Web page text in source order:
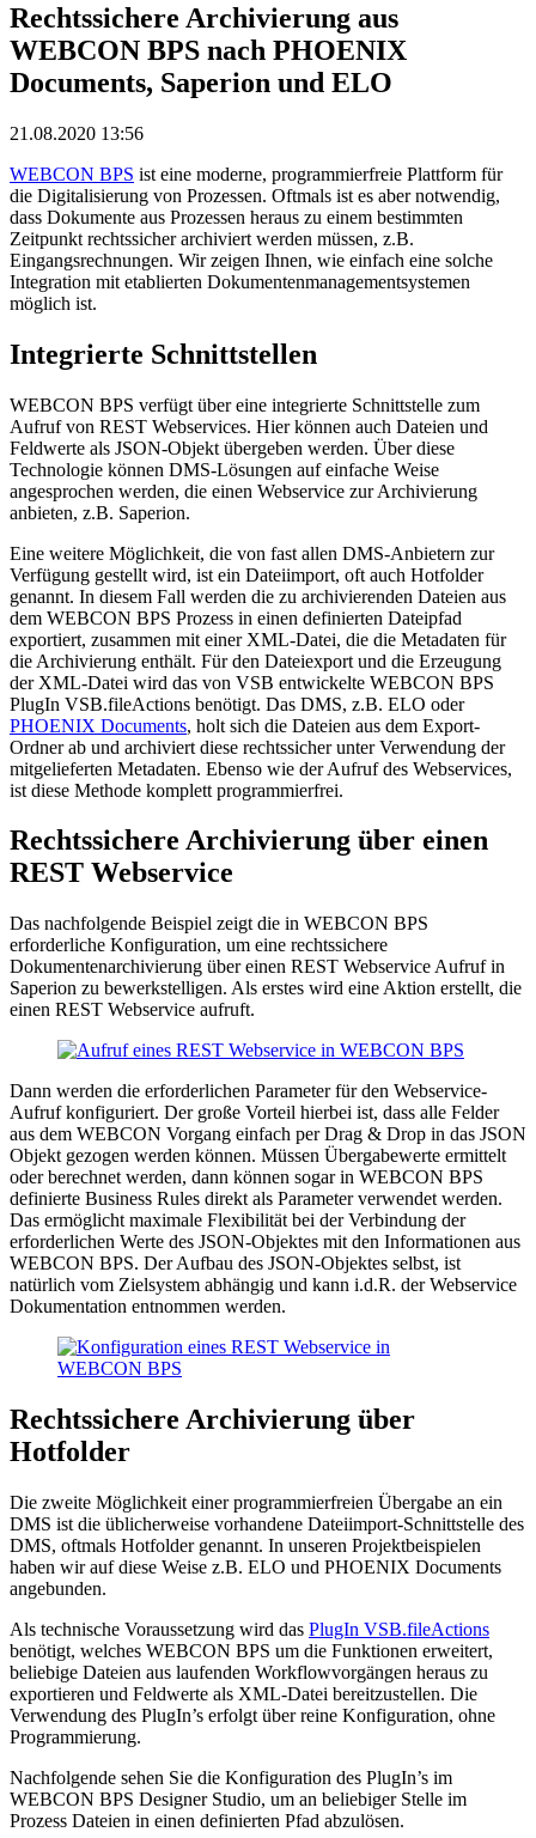
Rechtssichere Archivierung aus
WEBCON BPS nach PHOENIX
Documents, Saperion und ELO
21.08.2020 13:56
WEBCON BPS ist eine moderne, programmierfreie Plattform für
die Digitalisierung von Prozessen. Oftmals ist es aber notwendig,
dass Dokumente aus Prozessen heraus zu einem bestimmten
Zeitpunkt rechtssicher archiviert werden müssen, z.B.
Eingangsrechnungen. Wir zeigen Ihnen, wie einfach eine solche
Integration mit etablierten Dokumentenmanagementsystemen
möglich ist.
Integrierte Schnittstellen
WEBCON BPS verfügt über eine integrierte Schnittstelle zum
Aufruf von REST Webservices. Hier können auch Dateien und
Feldwerte als JSON-Objekt übergeben werden. Über diese
Technologie können DMS-Lösungen auf einfache Weise
angesprochen werden, die einen Webservice zur Archivierung
anbieten, z.B. Saperion.
Eine weitere Möglichkeit, die von fast allen DMS-Anbietern zur
Verfügung gestellt wird, ist ein Dateiimport, oft auch Hotfolder
genannt. In diesem Fall werden die zu archivierenden Dateien aus
dem WEBCON BPS Prozess in einen definierten Dateipfad
exportiert, zusammen mit einer XML-Datei, die die Metadaten für
die Archivierung enthält. Für den Dateiexport und die Erzeugung
der XML-Datei wird das von VSB entwickelte WEBCON BPS
PlugIn VSB.fileActions benötigt. Das DMS, z.B. ELO oder
PHOENIX Documents, holt sich die Dateien aus dem Export-
Ordner ab und archiviert diese rechtssicher unter Verwendung der
mitgelieferten Metadaten. Ebenso wie der Aufruf des Webservices,
ist diese Methode komplett programmierfrei.
Rechtssichere Archivierung über einen
REST Webservice
Das nachfolgende Beispiel zeigt die in WEBCON BPS
erforderliche Konfiguration, um eine rechtssichere
Dokumentenarchivierung über einen REST Webservice Aufruf in
Saperion zu bewerkstelligen. Als erstes wird eine Aktion erstellt, die
einen REST Webservice aufruft.
Dann werden die erforderlichen Parameter für den Webservice-
Aufruf konfiguriert. Der große Vorteil hierbei ist, dass alle Felder
aus dem WEBCON Vorgang einfach per Drag & Drop in das JSON
Objekt gezogen werden können. Müssen Übergabewerte ermittelt
oder berechnet werden, dann können sogar in WEBCON BPS
definierte Business Rules direkt als Parameter verwendet werden.
Das ermöglicht maximale Flexibilität bei der Verbindung der
erforderlichen Werte des JSON-Objektes mit den Informationen aus
WEBCON BPS. Der Aufbau des JSON-Objektes selbst, ist
natürlich vom Zielsystem abhängig und kann i.d.R. der Webservice
Dokumentation entnommen werden.
Rechtssichere Archivierung über
Hotfolder
Die zweite Möglichkeit einer programmierfreien Übergabe an ein
DMS ist die üblicherweise vorhandene Dateiimport-Schnittstelle des
DMS, oftmals Hotfolder genannt. In unseren Projektbeispielen
haben wir auf diese Weise z.B. ELO und PHOENIX Documents
angebunden.
Als technische Voraussetzung wird das PlugIn VSB.fileActions
benötigt, welches WEBCON BPS um die Funktionen erweitert,
beliebige Dateien aus laufenden Workflowvorgängen heraus zu
exportieren und Feldwerte als XML-Datei bereitzustellen. Die
Verwendung des PlugIn’s erfolgt über reine Konfiguration, ohne
Programmierung.
Nachfolgende sehen Sie die Konfiguration des PlugIn’s im
WEBCON BPS Designer Studio, um an beliebiger Stelle im
Prozess Dateien in einen definierten Pfad abzulösen.